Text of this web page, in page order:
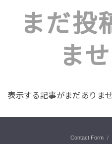
まだ投
ま
表示する記事がまだありませ
Contact Form